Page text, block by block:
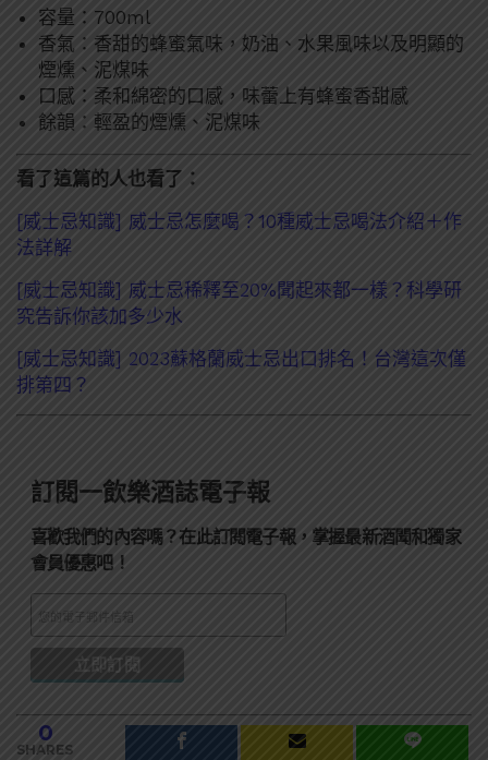
容量：700ml
香氣：香甜的蜂蜜氣味，奶油、水果風味以及明顯的
煙燻、泥煤味
口感：柔和綿密的口感，味蕾上有蜂蜜香甜感
餘韻：輕盈的煙燻、泥煤味
看了這篇的人也看了：
[威士忌知識] 威士忌怎麼喝？10種威士忌喝法介紹＋作
法詳解
[威士忌知識] 威士忌稀釋至20%聞起來都一樣？科學研
究告訴你該加多少水
[威士忌知識] 2023蘇格蘭威士忌出口排名！台灣這次僅
排第四？
訂閱一飲樂酒誌電子報
喜歡我們的內容嗎？在此訂閱電子報，掌握最新酒聞和獨家
會員優惠吧！
0
SHARES